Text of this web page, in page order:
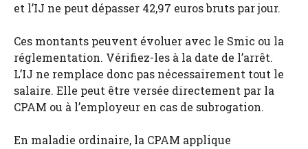
et l’IJ ne peut dépasser 42,97 euros bruts par jour.
Ces montants peuvent évoluer avec le Smic ou la
réglementation. Vérifiez-les à la date de l’arrêt.
L’IJ ne remplace donc pas nécessairement tout le
salaire. Elle peut être versée directement par la
CPAM ou à l’employeur en cas de subrogation.
En maladie ordinaire, la CPAM applique